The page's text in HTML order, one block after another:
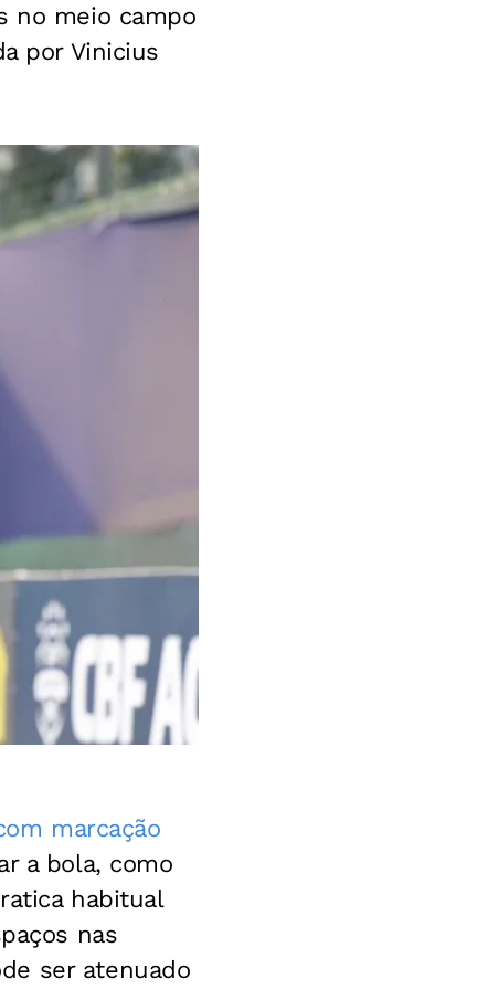
no meio campo
por Vinicius
marcação
a bola, como
habitual
nas
ser atenuado